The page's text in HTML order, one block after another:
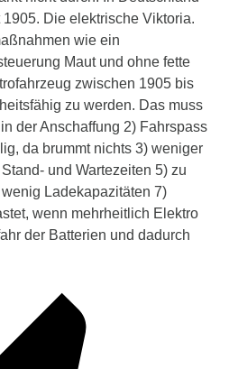
Die elektrische Viktoria.
wie ein
Maut und ohne fette
zwischen 1905 bis
zu werden. Das muss
der Anschaffung 2) Fahrspass
da brummt nichts 3) weniger
und Wartezeiten 5) zu
Ladekapazitäten 7)
wenn mehrheitlich Elektro
der Batterien und dadurch